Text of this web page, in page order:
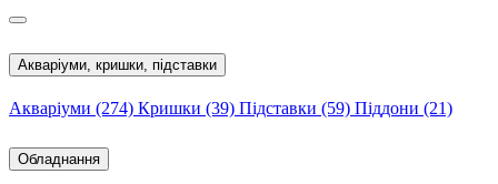
Акваріуми, кришки, підставки
Акваріуми (274) Кришки (39) Підставки (59) Піддони (21)
Обладнання